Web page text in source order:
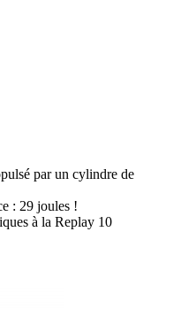
par un cylindre de
: 29 joules !
à la Replay 10